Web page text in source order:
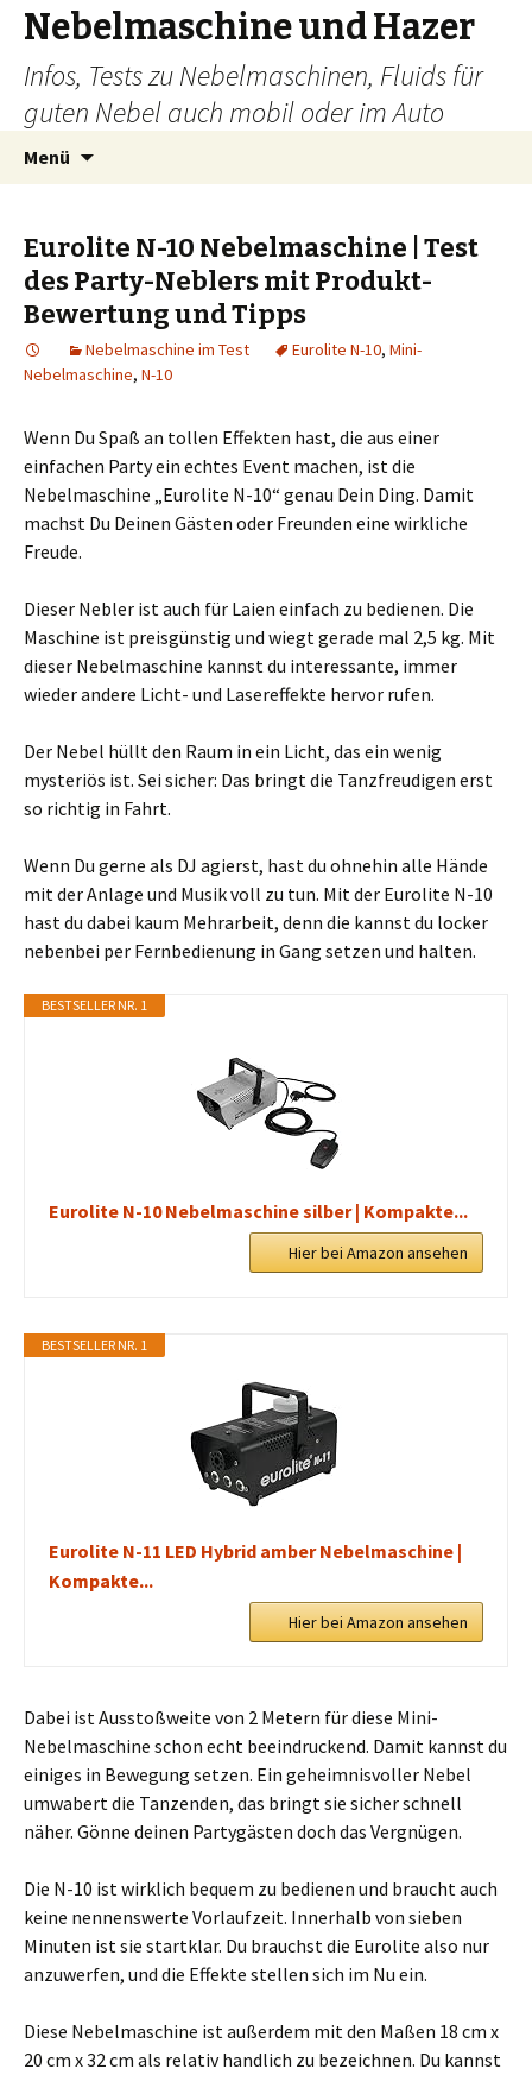
Nebelmaschine und Hazer
Infos, Tests zu Nebelmaschinen, Fluids für
guten Nebel auch mobil oder im Auto
Menü
Eurolite N-10 Nebelmaschine | Test
des Party-Neblers mit Produkt-
Bewertung und Tipps
Nebelmaschine im Test Eurolite N-10, Mini-
Nebelmaschine, N-10
Wenn Du Spaß an tollen Effekten hast, die aus einer
einfachen Party ein echtes Event machen, ist die
Nebelmaschine „Eurolite N-10“ genau Dein Ding. Damit
machst Du Deinen Gästen oder Freunden eine wirkliche
Freude.
Dieser Nebler ist auch für Laien einfach zu bedienen. Die
Maschine ist preisgünstig und wiegt gerade mal 2,5 kg. Mit
dieser Nebelmaschine kannst du interessante, immer
wieder andere Licht- und Lasereffekte hervor rufen.
Der Nebel hüllt den Raum in ein Licht, das ein wenig
mysteriös ist. Sei sicher: Das bringt die Tanzfreudigen erst
so richtig in Fahrt.
Wenn Du gerne als DJ agierst, hast du ohnehin alle Hände
mit der Anlage und Musik voll zu tun. Mit der Eurolite N-10
hast du dabei kaum Mehrarbeit, denn die kannst du locker
nebenbei per Fernbedienung in Gang setzen und halten.
BESTSELLER NR. 1
Eurolite N-10 Nebelmaschine silber | Kompakte...
Hier bei Amazon ansehen
BESTSELLER NR. 1
Eurolite N-11 LED Hybrid amber Nebelmaschine |
Kompakte...
Hier bei Amazon ansehen
Dabei ist Ausstoßweite von 2 Metern für diese Mini-
Nebelmaschine schon echt beeindruckend. Damit kannst du
einiges in Bewegung setzen. Ein geheimnisvoller Nebel
umwabert die Tanzenden, das bringt sie sicher schnell
näher. Gönne deinen Partygästen doch das Vergnügen.
Die N-10 ist wirklich bequem zu bedienen und braucht auch
keine nennenswerte Vorlaufzeit. Innerhalb von sieben
Minuten ist sie startklar. Du brauchst die Eurolite also nur
anzuwerfen, und die Effekte stellen sich im Nu ein.
Diese Nebelmaschine ist außerdem mit den Maßen 18 cm x
20 cm x 32 cm als relativ handlich zu bezeichnen. Du kannst